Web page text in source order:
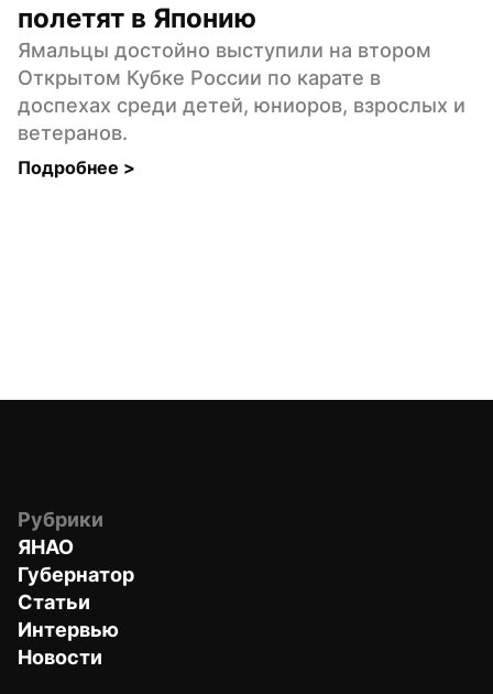
полетят в Японию
Ямальцы достойно выступили на втором
Открытом Кубке России по карате в
доспехах среди детей, юниоров, взрослых и
ветеранов.
Подробнее >
Рубрики
ЯНАО
Губернатор
Статьи
Интервью
Новости